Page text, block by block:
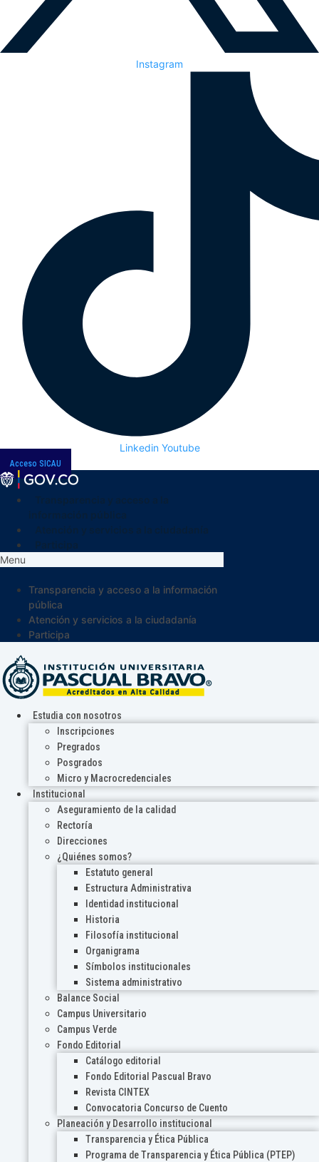
Instagram
Linkedin Youtube
Acceso SICAU
Menu
Transparencia y acceso a la información
pública
Atención y servicios a la ciudadanía
Participa
Estudia con nosotros
Inscripciones
Pregrados
Posgrados
Micro y Macrocredenciales
Institucional
Aseguramiento de la calidad
Rectoría
Direcciones
¿Quiénes somos?
Estatuto general
Estructura Administrativa
Identidad institucional
Historia
Filosofía institucional
Organigrama
Símbolos institucionales
Sistema administrativo
Balance Social
Campus Universitario
Campus Verde
Fondo Editorial
Catálogo editorial
Fondo Editorial Pascual Bravo
Revista CINTEX
Convocatoria Concurso de Cuento
Planeación y Desarrollo institucional
Transparencia y Ética Pública
Programa de Transparencia y Ética Pública (PTEP)